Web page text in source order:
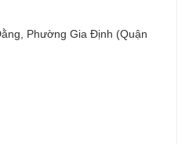
phòng thí nghiệm GTN102
Phường Gia Định (Quận